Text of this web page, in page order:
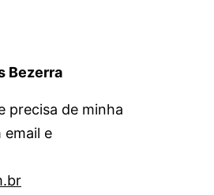
Bezerra
precisa de minha
email e